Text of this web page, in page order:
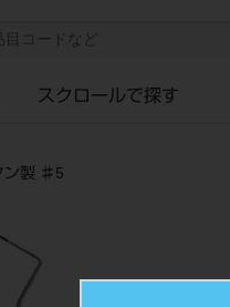
スクロールで探す
ン製 ♯5